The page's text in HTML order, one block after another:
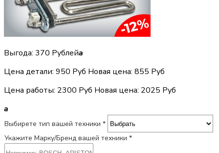
Выгода: 370 Рублейa
Цена детали: 950 Руб Новая цена: 855 Руб
Цена работы: 2300 Руб Новая цена: 2025 Руб
a
Выбирете тип вашей техники *
Укажите Марку/Бренд вашей техники *